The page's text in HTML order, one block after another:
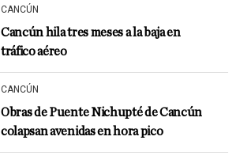
CANCÚN
Cancún hila tres meses a la baja en
tráfico aéreo
CANCÚN
Obras de Puente Nichupté de Cancún
colapsan avenidas en hora pico